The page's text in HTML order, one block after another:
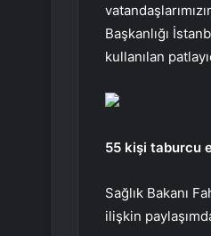
Başkanlığı
kullanılan
55 kişi taburcu
Sağlık Bakanı
ilişkin